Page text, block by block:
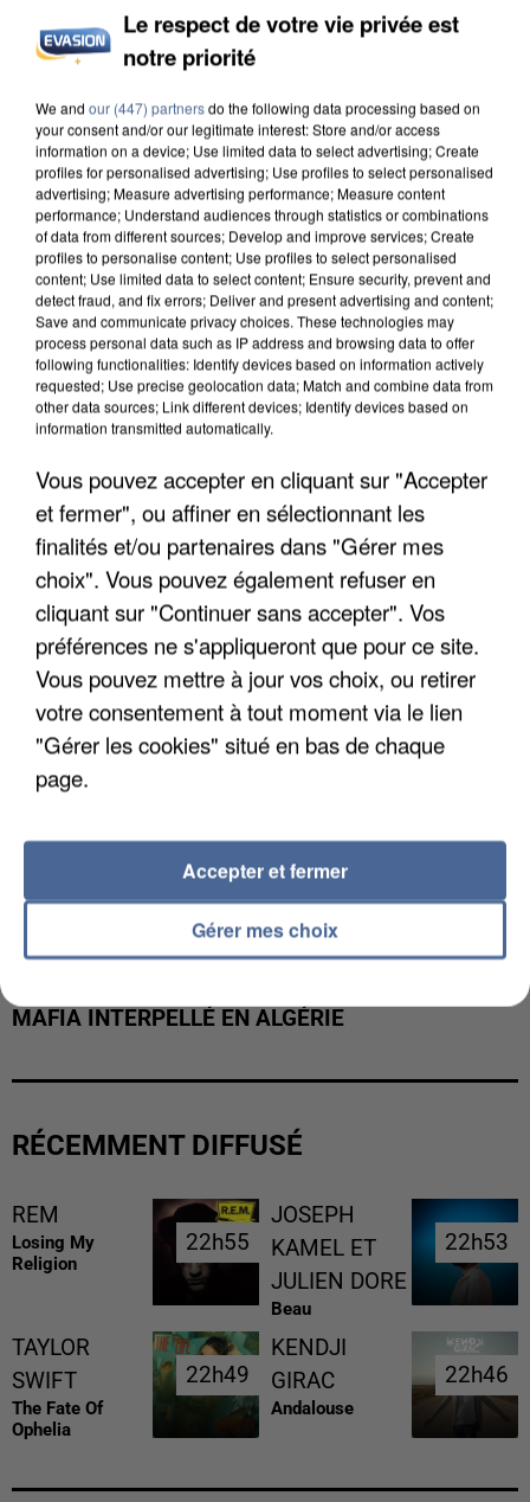
INCENDIES : L’ÎLE-DE-FRANCE LANCE UN ÉLAN
DE SOLIDARITÉ AVEC LES...
APRÈS TOUTES CES CANICULES, LES REFUGES
DE FAUNE SAUVAGE SONT...
MAFIA INTERPELLÉ EN ALGÉRIE
RÉCEMMENT DIFFUSÉ
REM
Losing My
Religion
22h55
22h55
JOSEPH
KAMEL ET
JULIEN DORE
Beau
22h53
22h53
TAYLOR
SWIFT
The Fate Of
Ophelia
22h49
22h49
KENDJI
GIRAC
Andalouse
22h46
22h46
Le respect de votre vie privée est
notre priorité
We and our (447) partnersdo the following data processing based on
your consent and/or our legitimate interest: Store and/or access
information on a device; Use limited data to select advertising; Create
profiles for personalised advertising; Use profiles to select personalised
advertising; Measure advertising performance; Measure content
performance; Understand audiences through statistics or combinations
of data from different sources; Develop and improve services; Create
profiles to personalise content; Use profiles to select personalised
content; Use limited data to select content; Ensure security, prevent and
detect fraud, and fix errors; Deliver and present advertising and content;
Save and communicate privacy choices. These technologies may
process personal data such as IP address and browsing data to offer
following functionalities: Identify devices based on information actively
requested; Use precise geolocation data; Match and combine data from
other data sources; Link different devices; Identify devices based on
information transmitted automatically.
Vous pouvez accepter en cliquant sur "Accepter
et fermer", ou affiner en sélectionnant les
finalités et/ou partenaires dans "Gérer mes
choix". Vous pouvez également refuser en
cliquant sur "Continuer sans accepter". Vos
préférences ne s'appliqueront que pour ce site.
Vous pouvez mettre à jour vos choix, ou retirer
votre consentement à tout moment via le lien
"Gérer les cookies" situé en bas de chaque
page.
Gérer mes choix
Accepter et fermer